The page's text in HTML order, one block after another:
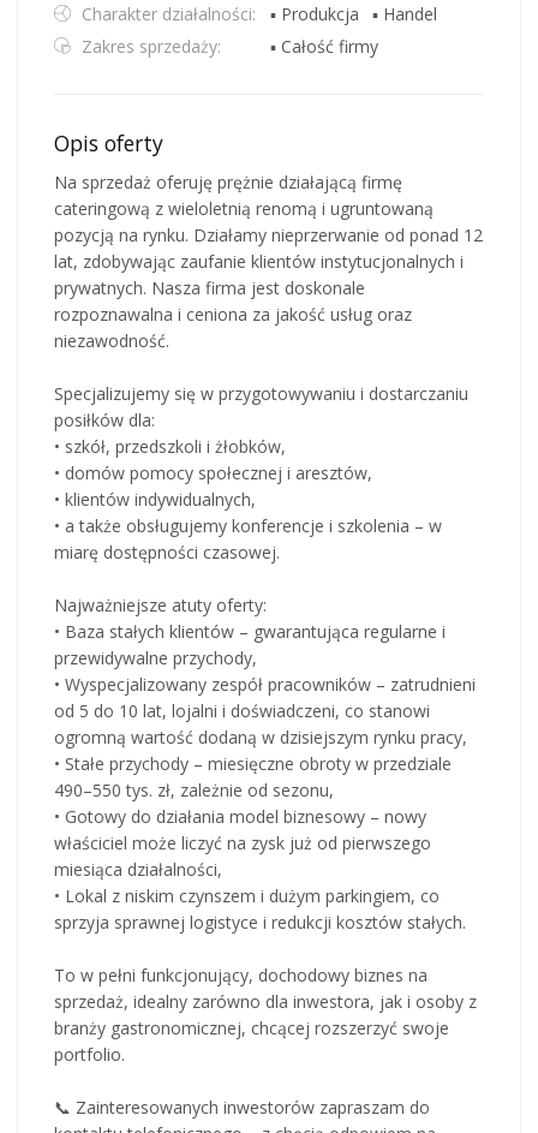
Charakter działalności: ▪ Produkcja
▪ Handel
Zakres sprzedaży:
▪ Całość firmy
Opis oferty
Na sprzedaż oferuję prężnie działającą firmę
cateringową z wieloletnią renomą i ugruntowaną
pozycją na rynku. Działamy nieprzerwanie od ponad 12
lat, zdobywając zaufanie klientów instytucjonalnych i
prywatnych. Nasza firma jest doskonale
rozpoznawalna i ceniona za jakość usług oraz
niezawodność.
Specjalizujemy się w przygotowywaniu i dostarczaniu
posiłków dla:
• szkół, przedszkoli i żłobków,
• domów pomocy społecznej i aresztów,
• klientów indywidualnych,
• a także obsługujemy konferencje i szkolenia – w
miarę dostępności czasowej.
Najważniejsze atuty oferty:
• Baza stałych klientów – gwarantująca regularne i
przewidywalne przychody,
• Wyspecjalizowany zespół pracowników – zatrudnieni
od 5 do 10 lat, lojalni i doświadczeni, co stanowi
ogromną wartość dodaną w dzisiejszym rynku pracy,
• Stałe przychody – miesięczne obroty w przedziale
490–550 tys. zł, zależnie od sezonu,
• Gotowy do działania model biznesowy – nowy
właściciel może liczyć na zysk już od pierwszego
miesiąca działalności,
• Lokal z niskim czynszem i dużym parkingiem, co
sprzyja sprawnej logistyce i redukcji kosztów stałych.
To w pełni funkcjonujący, dochodowy biznes na
sprzedaż, idealny zarówno dla inwestora, jak i osoby z
branży gastronomicznej, chcącej rozszerzyć swoje
portfolio.
📞 Zainteresowanych inwestorów zapraszam do